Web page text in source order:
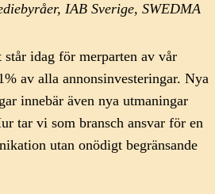
IAB Sverige, SWEDMA
idag för merparten av vår
av alla annonsinvesteringar. Nya
innebär även nya utmaningar
tar vi som bransch ansvar för en
utan onödigt begränsande